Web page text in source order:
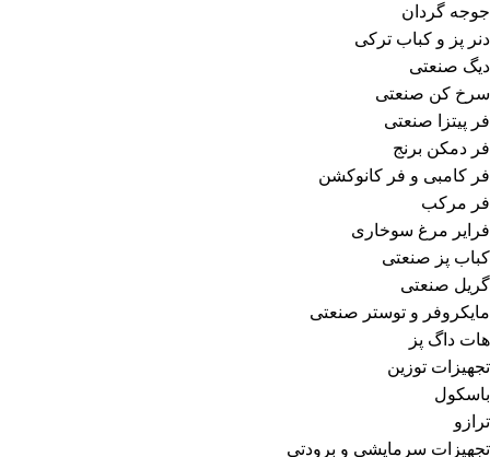
جوجه گردان
دنر پز و کباب ترکی
دیگ صنعتی
سرخ کن صنعتی
فر پیتزا صنعتی
فر دمکن برنج
فر کامبی و فر کانوکشن
فر مرکب
فرایر مرغ سوخاری
کباب پز صنعتی
گریل صنعتی
مایکروفر و توستر صنعتی
هات داگ پز
تجهیزات توزین
باسکول
ترازو
تجهیزات سرمایشی و برودتی